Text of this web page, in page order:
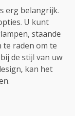
erg belangrijk.
U kunt
staande
te raden om te
de stijl van uw
kan het